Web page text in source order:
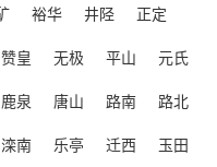
和温差设计要从实际出
端散热方式等，经研究
裕华 井陉
正定
赞皇 无极 平山
元氏
鹿泉 唐山 路南
路北
滦南 乐亭 迁西
玉田